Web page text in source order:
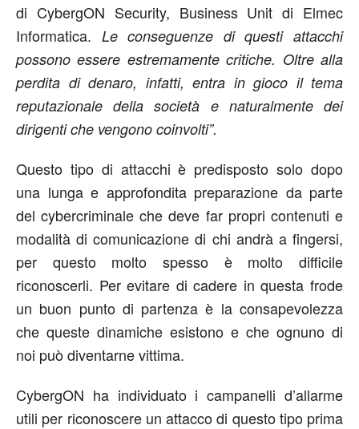
di CybergON Security, Business Unit di Elmec
Informatica. Le conseguenze di questi attacchi
possono essere estremamente critiche. Oltre alla
perdita di denaro, infatti, entra in gioco il tema
reputazionale della società e naturalmente dei
dirigenti che vengono coinvolti”.
Questo tipo di attacchi è predisposto solo dopo
una lunga e approfondita preparazione da parte
del cybercriminale che deve far propri contenuti e
modalità di comunicazione di chi andrà a fingersi,
per questo molto spesso è molto difficile
riconoscerli. Per evitare di cadere in questa frode
un buon punto di partenza è la consapevolezza
che queste dinamiche esistono e che ognuno di
noi può diventarne vittima.
CybergON ha individuato i campanelli d’allarme
utili per riconoscere un attacco di questo tipo prima